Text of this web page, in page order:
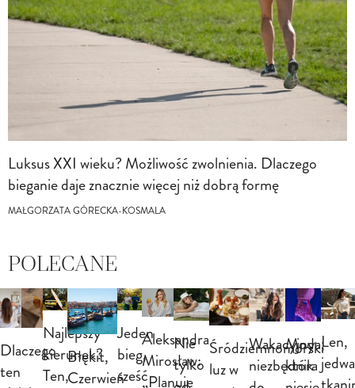
Luksus XXI wieku? Możliwość zwolnienia. Dlaczego
bieganie daje znacznie więcej niż dobrą formę
MAŁGORZATA GÓRECKA-KOSMALA
POLECANE
Dlaczego
ten
Najlepszy
kierunek?
Ten,
Błękit,
Czerwień
Jeden
bieg,
sześć
Aleksandra
Mirosław:
„Planuję
Nie
tylko
Śródziemnomorski
luz w
Wakacyjny
niezbędnik
Moda,
która
Len,